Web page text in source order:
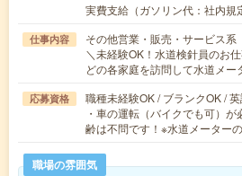
実費支給（ガソリン代：社内規
仕事内容
その他営業・販売・サービス系
＼未経験OK！水道検針員のお
どの各家庭を訪問して水道メ
応募資格
職種未経験OK / ブランクOK /
・車の運転（バイクでも可）
齢は不問です！※水道メーター
職場の雰囲気